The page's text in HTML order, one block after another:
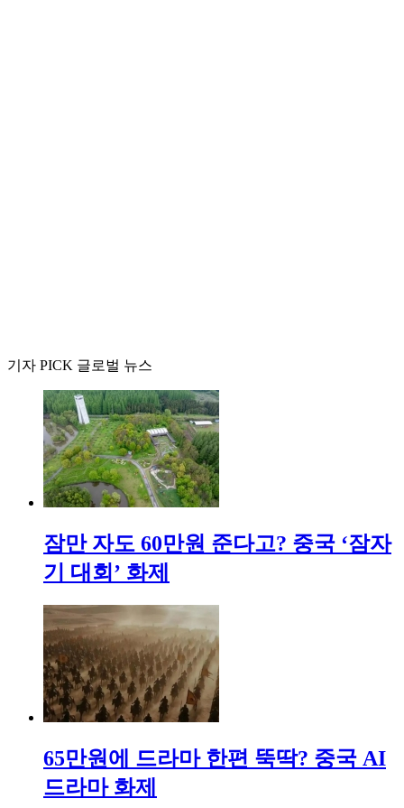
기자 PICK 글로벌 뉴스
잠만 자도 60만원 준다고? 중국 ‘잠자
기 대회’ 화제
65만원에 드라마 한편 뚝딱? 중국 AI
드라마 화제